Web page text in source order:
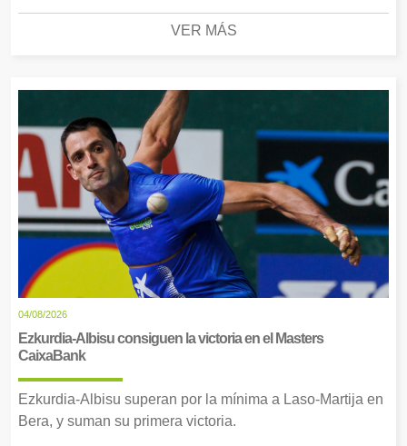
VER MÁS
04/08/2026
Ezkurdia-Albisu consiguen la victoria en el Masters
CaixaBank
Ezkurdia-Albisu superan por la mínima a Laso-Martija en
Bera, y suman su primera victoria.